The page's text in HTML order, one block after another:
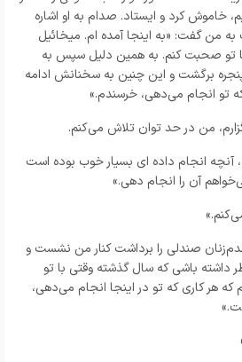
خاموش کرد و ایستاد. صدام به او اشاره
من گفت: «به اینجا آمده ام. میخائیل
تو صحبت کنم. به همین دلیل سپس به
برگشت و این چنین به سخنانش ادامه
تو انجام می‌دهی، خرسندم.»
من در حد توان تلاش می‌کنم.
آنچه انجام داده ای بسیار خوب بوده است
آن را انجام دهی.»
صندلی را برداشت کنار من نشست و
باشی که سال گذشته وقتی با تو
هر کاری که تو در اینجا انجام می‌دهی،